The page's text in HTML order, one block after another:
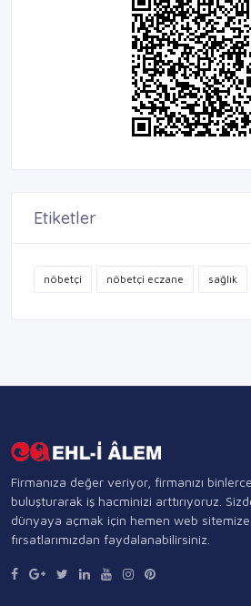
Etiketler
nöbetçi nöbetçi eczane sağlık
Firmanıza değer veriyor, firmanızı
buluşturarak iş hacminizi arttırıyoruz.
dünyaya açmak için hemen web
fırsatlarımızdan faydalanabilirsiniz.